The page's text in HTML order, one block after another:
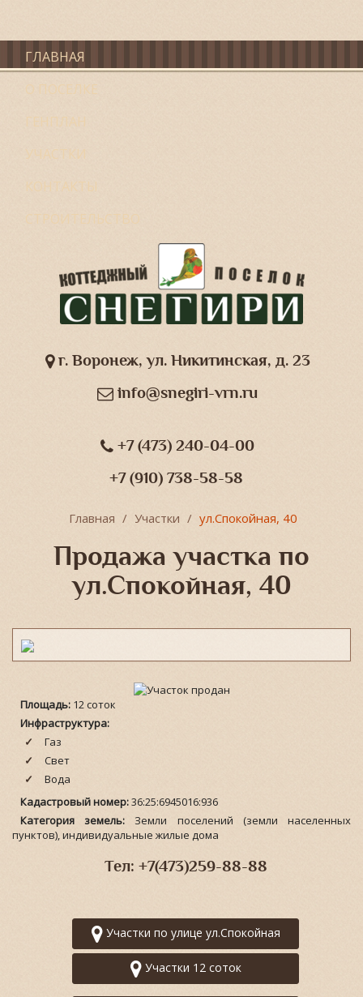
ГЛАВНАЯ
О ПОСЕЛКЕ
ГЕНПЛАН
УЧАСТКИ
КОНТАКТЫ
СТРОИТЕЛЬСТВО
г. Воронеж, ул. Никитинская, д. 23
info@snegiri-vrn.ru
+7 (473) 240-04-00
+7 (910) 738-58-58
Главная Участки ул.Спокойная, 40
Продажа участка по
ул.Спокойная, 40
Площадь: 12 соток
Инфраструктура:
Газ
Свет
Вода
Кадастровый номер:36:25:6945016:936
Категория земель: Земли поселений (земли населенных
пунктов), индивидуальные жилые дома
Тел: +7(473)259-88-88
Участки по улице ул.Спокойная
Участки 12 соток